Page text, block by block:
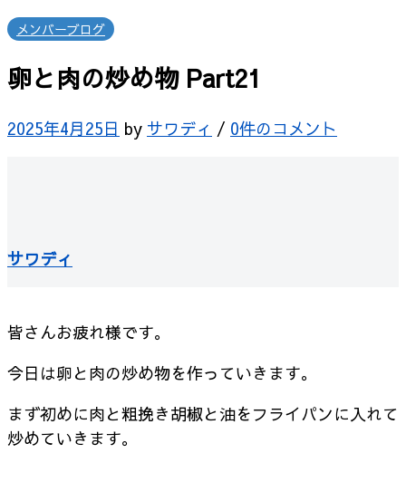
メンバーブログ
卵と肉の炒め物 Part21
2025年4月25日 by サワディ / 0件のコメント
サワディ
皆さんお疲れ様です。
今日は卵と肉の炒め物を作っていきます。
まず初めに肉と粗挽き胡椒と油をフライパンに入れて
炒めていきます。